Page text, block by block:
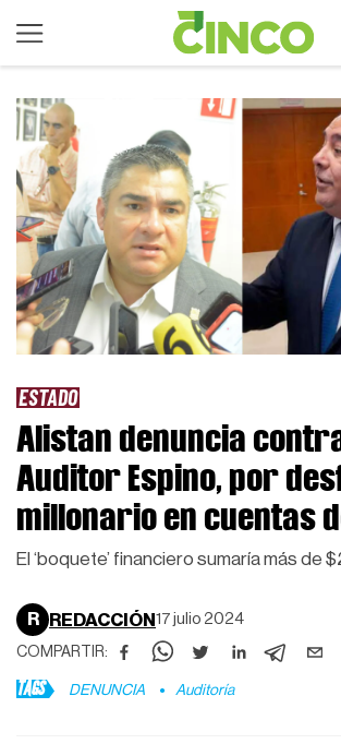
ESTADO
Alistan denuncia
Auditor Espino, por
millonario en cuentas
El ‘boquete’ financiero sumaría más de
R REDACCIÓN 17 julio 2024
COMPARTIR:
TAGS DENUNCIA Auditoría